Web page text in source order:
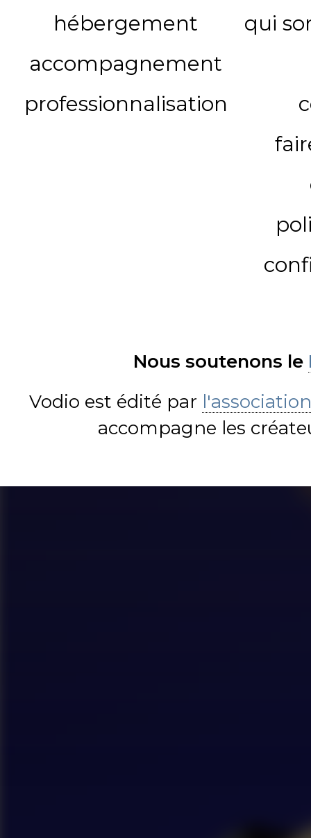
hébergement
accompagnement
professionnalisation
qui